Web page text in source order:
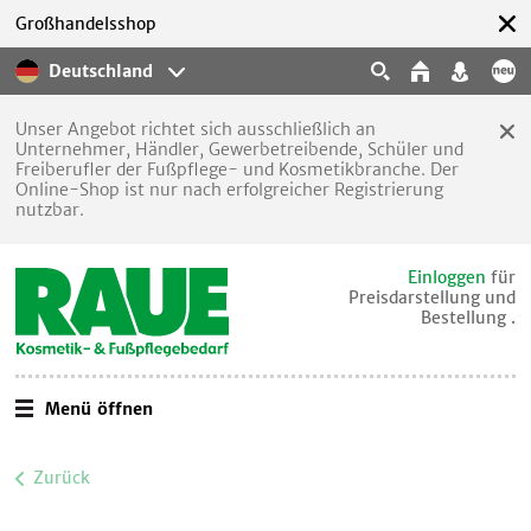
Deutschland
Großhandelsshop
Unser Angebot richtet sich ausschließlich an
Unternehmer, Händler, Gewerbetreibende, Schüler und
Freiberufler der Fußpflege- und Kosmetikbranche. Der
Online-Shop ist nur nach erfolgreicher Registrierung
nutzbar.
Einloggen für
Preisdarstellung und
Bestellung .
Menü öffnen
Zurück